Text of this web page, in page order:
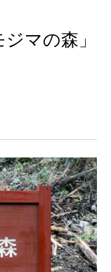
EN
マの森」